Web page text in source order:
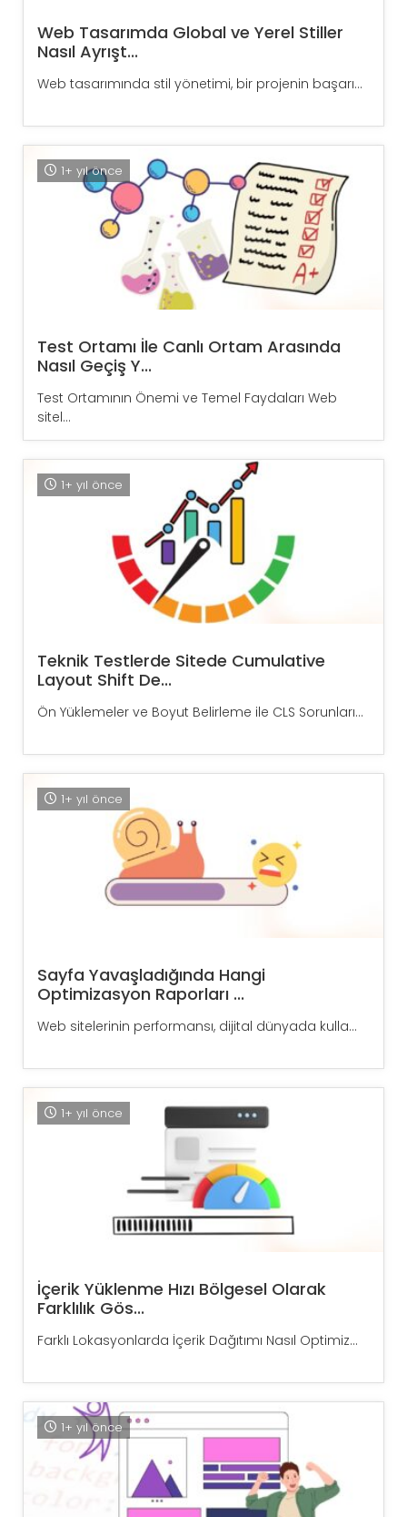
Web Tasarımda Global ve Yerel Stiller
Nasıl Ayrışt...
Web tasarımında stil yönetimi, bir projenin başarı...
1+ yıl önce
Test Ortamı İle Canlı Ortam Arasında
Nasıl Geçiş Y...
Test Ortamının Önemi ve Temel Faydaları Web
sitel...
1+ yıl önce
Teknik Testlerde Sitede Cumulative
Layout Shift De...
Ön Yüklemeler ve Boyut Belirleme ile CLS Sorunları...
1+ yıl önce
Sayfa Yavaşladığında Hangi
Optimizasyon Raporları ...
Web sitelerinin performansı, dijital dünyada kulla...
1+ yıl önce
İçerik Yüklenme Hızı Bölgesel Olarak
Farklılık Gös...
Farklı Lokasyonlarda İçerik Dağıtımı Nasıl Optimiz...
1+ yıl önce